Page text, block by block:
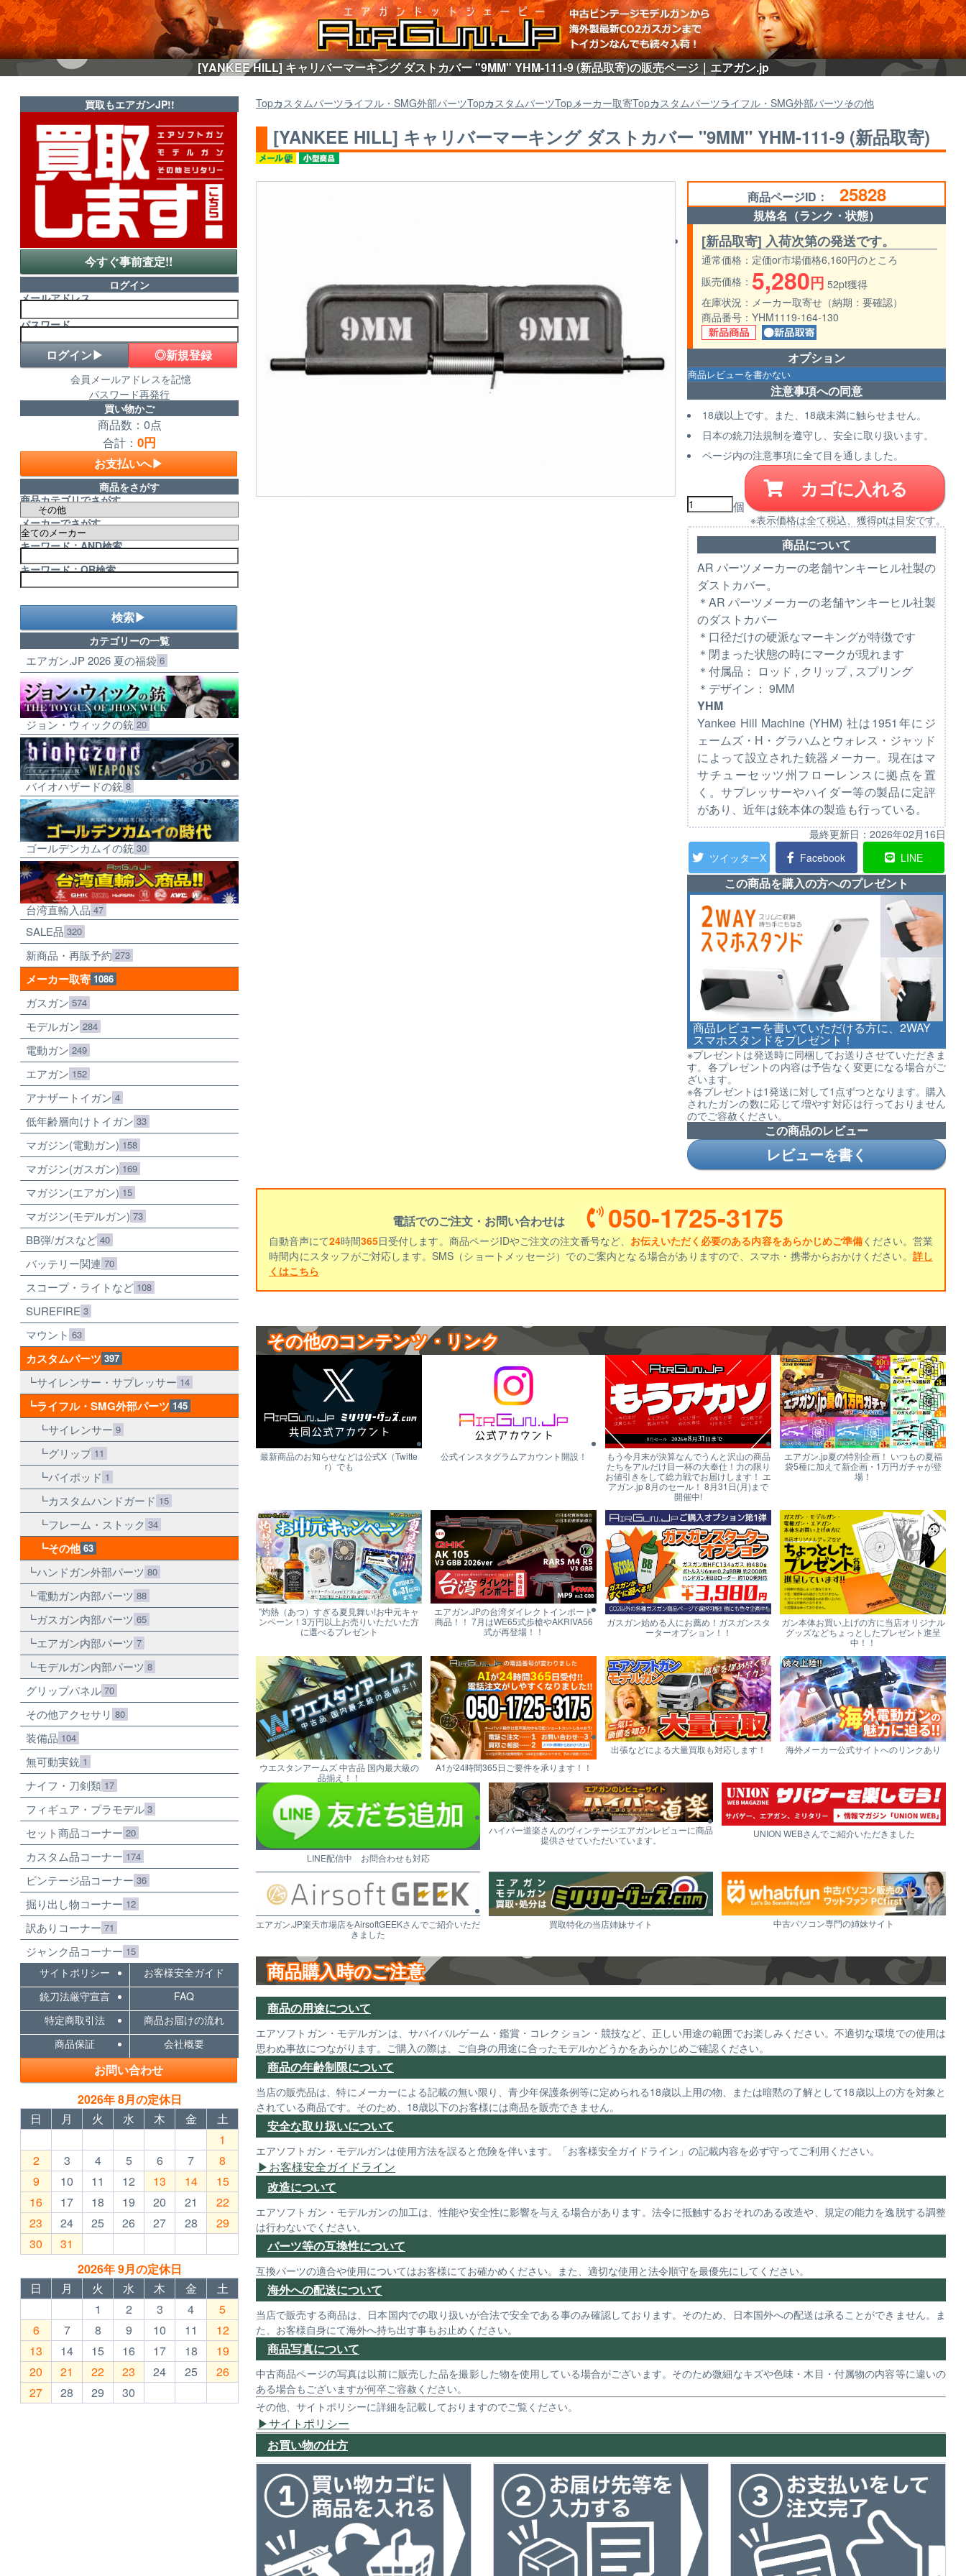
[YANKEE HILL] キャリバーマーキング ダストカバー "9MM" YHM-111-9 (新品取寄)の販売ページ｜エアガン.jp
Topカスタムパーツライフル・SMG外部パーツTopカスタムパーツTopメーカー取寄Topカスタムパーツライフル・SMG外部パーツその他
[YANKEE HILL] キャリバーマーキング ダストカバー "9MM" YHM-111-9 (新品取寄)
商品ページID： 25828
規格名（ランク・状態）
[新品取寄] 入荷次第の発送です。
通常価格
定価or市場価格6,160円のところ
販売価格
5,280円 52pt獲得
在庫状況
メーカー取寄せ（納期：要確認）
商品番号
YHM1119-164-130
オプション
注意事項への同意
18歳以上です。また、18歳未満に触らせません。
日本の銃刀法規制を遵守し、安全に取り扱います。
ページ内の注意事項に全て目を通しました。
個
カゴに入れる
※表示価格は全て税込、獲得ptは目安です。
商品について
AR パーツメーカーの老舗ヤンキーヒル社製の
ダストカバー。
＊AR パーツメーカーの老舗ヤンキーヒル社製
のダストカバー
＊口径だけの硬派なマーキングが特徴です
＊閉まった状態の時にマークが現れます
＊付属品： ロッド , クリップ , スプリング
＊デザイン： 9MM
YHM
Yankee Hill Machine (YHM) 社は1951年にジ
ェームズ・H・グラハムとウォレス・ジャッド
によって設立された銃器メーカー。現在はマ
サチューセッツ州フローレンスに拠点を置
く。サプレッサーやハイダー等の製品に定評
があり、近年は銃本体の製造も行っている。
最終更新日： 2026年02月16日
ツイッターX
Facebook LINE
この商品を購入の方へのプレゼント
商品レビューを書いていただける方に、2WAY
スマホスタンドをプレゼント！
※プレゼントは発送時に同梱してお送りさせていただきま
す。各プレゼントの内容は予告なく変更になる場合がご
ざいます。
※各プレゼントは1発送に対して1点ずつとなります。購入
されたガンの数に応じて増やす対応は行っておりません
のでご容赦ください。
この商品のレビュー
レビューを書く
電話でのご注文・お問い合わせは 050-1725-3175
自動音声にて24時間365日受付します。商品ページIDやご注文の注文番号など、 お伝えいただく必要のある内容をあらかじめご準備ください。営業
時間内にスタッフがご対応します。SMS（ショートメッセージ）でのご案内となる場合がありますので、スマホ・携帯からおかけください。 詳し
くはこちら
その他のコンテンツ・リンク
最新商品のお知らせなどは公式X（Twitte
r）でも
公式インスタグラムアカウント開設！
もう今月末が決算なんでうんと沢山の商品
たちをアルだけ目一杯の大奉仕！力の限り
お値引きをして総力戦でお届けします！ エ
アガン.jp 8月のセール！ 8月31日(月)まで
開催中!
エアガン.jp夏の特別企画！ いつもの夏福
袋5種に加えて新企画・1万円ガチャが登
場！
"灼熱（あつ）すぎる夏見舞い!お中元キャ
ンペーン！3万円以上お売りいただいた方
に選べるプレゼント
エアガン.JPの台湾ダイレクトインポート
商品！！ 7月はWE65式歩槍やAKRIVA56
式が再登場！！
ガスガン始める人にお薦め！ガスガンスタ
ーターオプション！！
ガン本体お買い上げの方に当店オリジナル
グッズなどちょっとしたプレゼント進呈
中！！
ウエスタンアームズ 中古品 国内最大級の
品揃え！！
A1が24時間365日ご要件を承ります！！
出張などによる大量買取も対応します！ 海外メーカー公式サイトへのリンクあり
LINE配信中 お問合わせも対応
ハイパー道楽さんのヴィンテージエアガンレビューに商品
提供させていただいています。
UNION WEBさんでご紹介いただきました
エアガン.JP楽天市場店をAirsoftGEEKさんでご紹介いただ
きました
買取特化の当店姉妹サイト 中古パソコン専門の姉妹サイト
商品購入時のご注意
商品の用途について
エアソフトガン・モデルガンは、サバイバルゲーム・鑑賞・コレクション・競技など、正しい用途の範囲でお楽しみください。不適切な環境での使用は
思わぬ事故につながります。ご購入の際は、ご自身の用途に合ったモデルかどうかをあらかじめご確認ください。
商品の年齢制限について
当店の販売品は、特にメーカーによる記載の無い限り、青少年保護条例等に定められる18歳以上用の物、または暗黙の了解として18歳以上の方を対象と
されている商品です。そのため、18歳以下のお客様には商品を販売できません。
安全な取り扱いについて
エアソフトガン・モデルガンは使用方法を誤ると危険を伴います。「お客様安全ガイドライン」の記載内容を必ず守ってご利用ください。
お客様安全ガイドライン
改造について
エアソフトガン・モデルガンの加工は、性能や安全性に影響を与える場合があります。法令に抵触するおそれのある改造や、規定の能力を逸脱する調整
は行わないでください。
パーツ等の互換性について
互換パーツの適合や使用についてはお客様にてお確かめください。また、適切な使用と法令順守を最優先にしてください。
海外への配送について
当店で販売する商品は、日本国内での取り扱いが合法で安全である事のみ確認しております。そのため、日本国外への配送は承ることができません。ま
た、お客様自身にて海外へ持ち出す事もお止めください。
商品写真について
中古商品ページの写真は以前に販売した品を撮影した物を使用している場合がございます。そのため微細なキズや色味・木目・付属物の内容等に違いの
ある場合もございますが何卒ご容赦ください。
その他、サイトポリシーに詳細を記載しておりますのでご覧ください。
サイトポリシー
お買い物の仕方
買取もエアガンJP!!
今すぐ事前査定!!
ログイン
メールアドレス
パスワード
◎新規登録
会員メールアドレスを記憶
パスワード再発行
買い物かご
商品数：0点
合計： 0円
お支払いへ▶
商品をさがす
商品カテゴリでさがす
メーカーでさがす
キーワード：AND検索
キーワード：OR検索
検索▶
カテゴリーの一覧
エアガン.JP 2026 夏の福袋 6
ジョン・ウィックの銃 20
バイオハザードの銃 8
ゴールデンカムイの銃 30
台湾直輸入品 47
SALE品 320
新商品・再販予約 273
メーカー取寄 1086
ガスガン 574
モデルガン 284
電動ガン 249
エアガン 152
アナザートイガン 4
低年齢層向けトイガン 33
マガジン(電動ガン) 158
マガジン(ガスガン) 169
マガジン(エアガン) 15
マガジン(モデルガン) 73
BB弾/ガスなど 40
バッテリー関連 70
スコープ・ライトなど 108
SUREFIRE 3
マウント 63
カスタムパーツ 397
サイレンサー・サプレッサー 14
ライフル・SMG外部パーツ 145
サイレンサー 9
グリップ 11
バイポッド 1
カスタムハンドガード 15
フレーム・ストック 34
その他 63
ハンドガン外部パーツ 80
電動ガン内部パーツ 88
ガスガン内部パーツ 65
エアガン内部パーツ 7
モデルガン内部パーツ 8
グリップパネル 70
その他アクセサリ 80
装備品 104
無可動実銃 1
ナイフ・刀剣類 17
フィギュア・プラモデル 3
セット商品コーナー 20
カスタム品コーナー 174
ビンテージ品コーナー 36
掘り出し物コーナー 12
訳ありコーナー 71
ジャンク品コーナー 15
サイトポリシー
お客様安全ガイド
銃刀法厳守宣言
FAQ
特定商取引法
商品お届けの流れ
商品保証
会社概要
お問い合わせ
2026年 8月の定休日
日
月 火 水 木 金
土
1
2
3 4 5 6 7
8
9
10 11 12 13 14
15
16
17 18 19 20 21
22
23
24 25 26 27 28
29
30
31
2026年 9月の定休日
日
月 火 水 木 金
土
1
2 3 4
5
6
7 8 9 10 11
12
13
14 15 16 17 18
19
20
21 22 23 24 25
26
27
28 29 30